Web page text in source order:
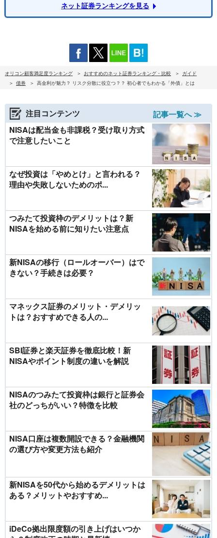
ネット証券ランキングを見る
オリコン顧客満足度ランキング おすすめのネット証券ランキング・比較
ガイド
債券
高金利が魅力？ リスク分散に役立つ？？ 初心者でもわかる「外債」とは
注目コンテンツ
記事一覧へ ≫
NISAは配当金も非課税？受け取り方式
で注意したいこと
なぜ投資は「やめとけ」と言われる？
理由や失敗しないためのポ...
つみたて投資枠のデメリットは？新
NISAを始める前に知りたい注意点
新NISAの移行（ロールオーバー）はで
きない？手続きは必要？
マネックス証券のメリット・デメリッ
トは？おすすめできる人の...
SBI証券と楽天証券を徹底比較！新
NISAやポイント制度の違いを解説
NISAのつみたて投資枠は銀行と証券会
社のどっちがいい？特徴を比較
NISA口座は複数開設できる？金融機関
の選び方や変更方法も紹介
新NISAを50代から始めるデメリットは
ある？メリットやおすすめ...
iDeCo拠出限度額の引き上げはいつか